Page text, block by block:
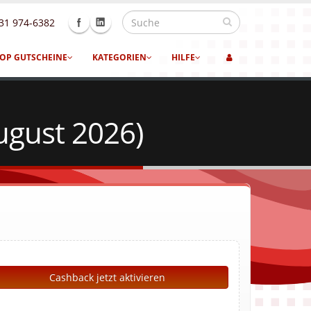
974-6382
GUTSCHEINE KATEGORIEN HILFE
2026)
Cashback jetzt aktivieren